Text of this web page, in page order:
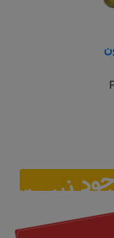
نیست